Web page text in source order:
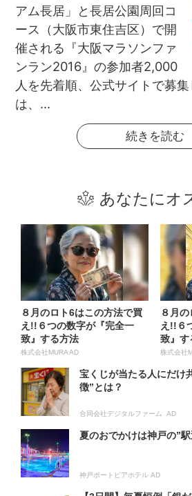
アム長居」と長居公園周回コ
ース（大阪市東住吉区）で開
催される『大阪マラソンファ
ンラン2016』の参加者2,000
人を先着順、公式サイトで募
は、...
続きを読む
あなたにオ
８月のロト6はこの方法で買
え!!６つの数字が『完全一
致』する方法
株式会社MURA AD
８月
え!!６
致』す
株式会社
宝くじが当たる人にだけ
徴”とは？
合同会社デジタルファーム AD
夏のおでかけは神戸の”駅
神戸ポートピアホテル AD